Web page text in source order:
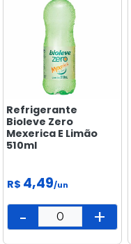
Refrigerante
Bioleve Zero
Mexerica E Limão
510ml
R$ 4,49/un
- +